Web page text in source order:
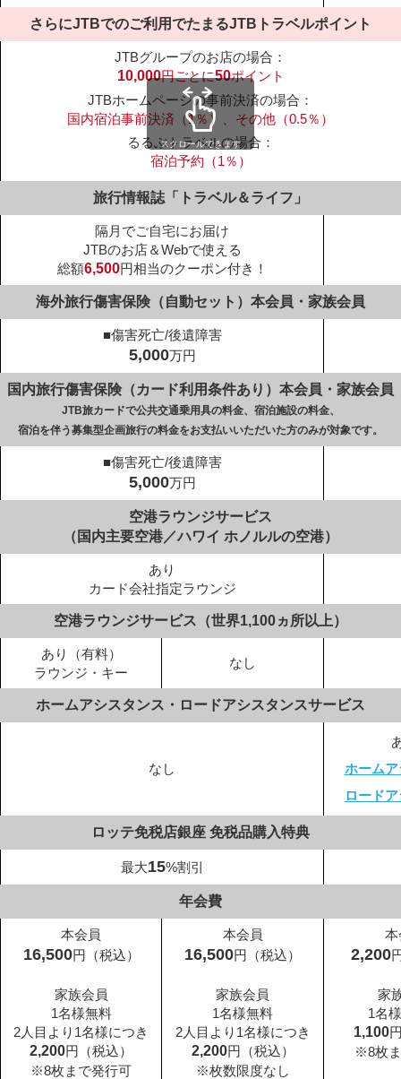
隔月でご自宅にお届け
JTBのお店＆Webで使える
総額6,500円相当のクーポン付き！
■傷害死亡/後遺障害
5,000万円
■傷害死亡/後遺障害
5,000万円
あり
カード会社指定ラウンジ
あり（有料）
ラウンジ・キー
なし
なし
ホーム
ロード
最大15%割引
本会員
16,500円（税込）
家族会員
1名様無料
2人目より1名様につき
2,200円（税込）
※8枚まで発行可
本会員
16,500円（税込）
家族会員
1名様無料
2人目より1名様につき
2,200円（税込）
※枚数限度なし
本
2,200
家
1名
1,100
※8枚
スクロールできます
さらにJTBでのご利用でたまるJTBトラベルポイント
旅行情報誌「トラベル＆ライフ」
海外旅行傷害保険（自動セット） 本会員・家族会員
国内旅行傷害保険（カード利用条件あり） 本会員・家族会員
JTB旅カードで公共交通乗用具の料金、 宿泊施設の料金、
宿泊を伴う募集型企画旅行の料金をお支払いいただいた方のみが対象です。
空港ラウンジサービス
（国内主要空港／ハワイ ホノルルの空港）
空港ラウンジサービス（世界1,100ヵ所以上）
ホームアシスタンス・ ロードアシスタンスサービス
ロッテ免税店銀座 免税品購入特典
年会費